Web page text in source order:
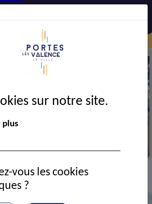
> Ressources documentaires
sur notre site.
plus
vous les cookies
?